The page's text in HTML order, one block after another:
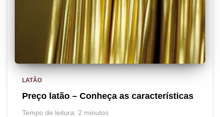
LATÃO
Preço latão – Conheça as características
Tempo de leitura: 2 minutos